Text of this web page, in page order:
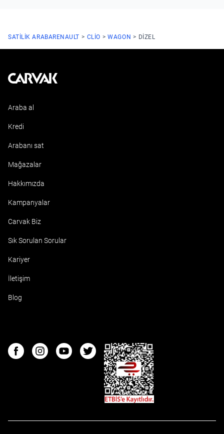
SATILIK ARABARENAULT CLIO WAGON DIZEL
Kavak
Araba al
Kredi
Arabanı sat
Mağazalar
Hakkımızda
Kampanyalar
Carvak Biz
Sık Sorulan Sorular
Kariyer
İletişim
Blog
FacebookInstagramYoutubeTwitter
ETBIS